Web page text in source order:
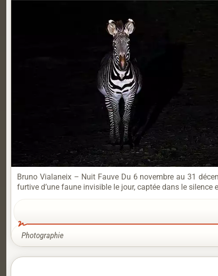
Bruno Vialaneix – Nuit Fauve Du 6 novembre au 31
furtive d’une faune invisible le jour, captée dans le silence
Photographie